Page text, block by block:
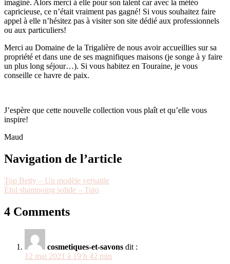
imaginé. Alors merci à elle pour son talent car avec la météo
capricieuse, ce n’était vraiment pas gagné! Si vous souhaitez faire
appel à elle n’hésitez pas à visiter son site dédié aux professionnels
ou aux particuliers!
Merci au Domaine de la Trigalière de nous avoir accueillies sur sa
propriété et dans une de ses magnifiques maisons (je songe à y faire
un plus long séjour…). Si vous habitez en Touraine, je vous
conseille ce havre de paix.
J’espère que cette nouvelle collection vous plaît et qu’elle vous
inspire!
Maud
Navigation de l’article
Top Betty – Un modèle versatile
Étui shampoing solide – Tuto
4 Comments
cosmetiques-et-savons dit :
12 mai 2021 à 19 h 42 min